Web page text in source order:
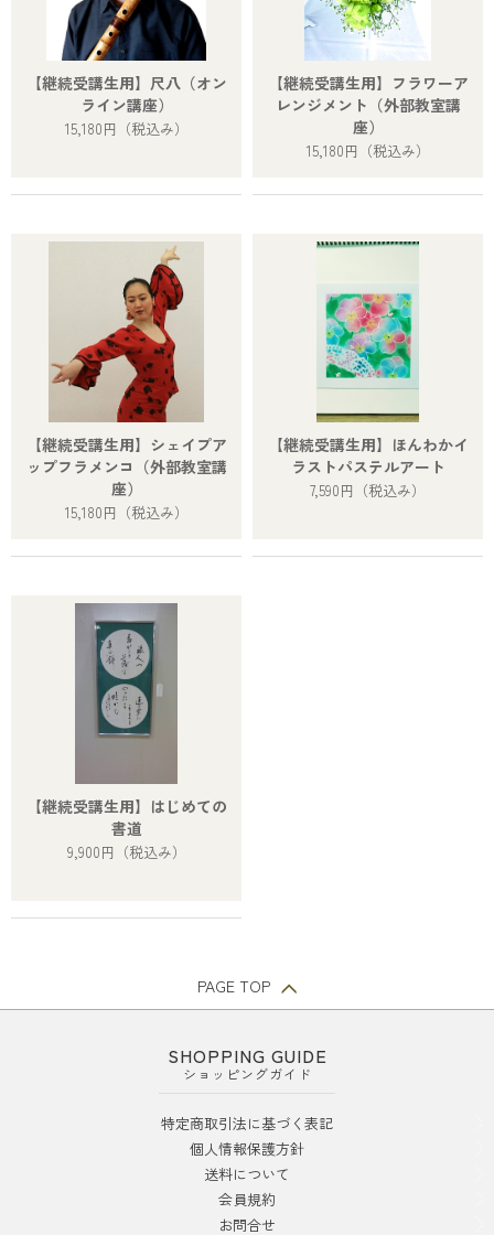
【継続受講生用】尺八（オン
ライン講座）
15,180円 （税込み）
【継続受講生用】フラワーア
レンジメント（外部教室講
座）
15,180円 （税込み）
【継続受講生用】シェイプア
ップフラメンコ（外部教室講
座）
15,180円 （税込み）
【継続受講生用】ほんわかイ
ラストパステルアート
7,590円 （税込み）
【継続受講生用】はじめての
書道
9,900円 （税込み）
PAGE TOP
SHOPPING GUIDE
ショッピングガイド
特定商取引法に基づく表記
個人情報保護方針
送料について
会員規約
お問合せ